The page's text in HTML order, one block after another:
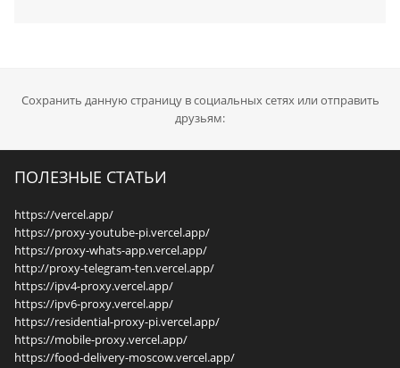
Сохранить данную страницу в социальных сетях или отправить
друзьям:
ПОЛЕЗНЫЕ СТАТЬИ
https://vercel.app/
https://proxy-youtube-pi.vercel.app/
https://proxy-whats-app.vercel.app/
http://proxy-telegram-ten.vercel.app/
https://ipv4-proxy.vercel.app/
https://ipv6-proxy.vercel.app/
https://residential-proxy-pi.vercel.app/
https://mobile-proxy.vercel.app/
https://food-delivery-moscow.vercel.app/